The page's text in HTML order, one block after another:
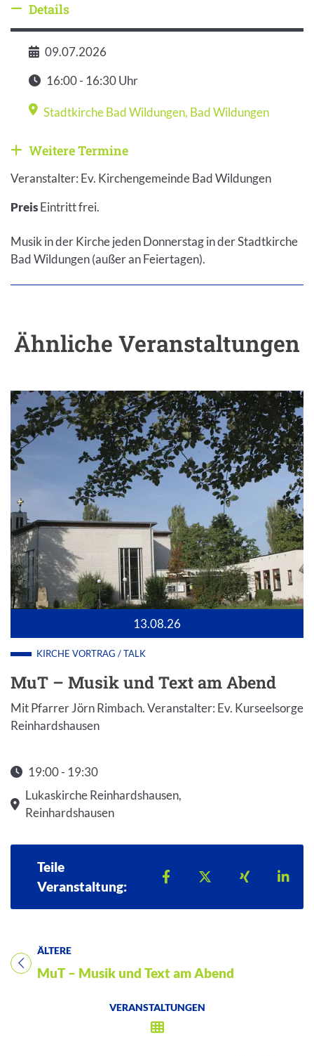
Details ausblenden
Details
Datum
09.07.2026
Zeit
16:00 - 16:30 Uhr
Veranstaltungsort
Stadtkirche Bad Wildungen, Bad Wildungen
Weitere Veranstaltungen anzeigen
Weitere Termine
Veranstalter: Ev. Kirchengemeinde Bad Wildungen
PreisEintritt frei.
Musik in der Kirche jeden Donnerstag in der Stadtkirche
Bad Wildungen (außer an Feiertagen).
Ähnliche Veranstaltungen
13.08.26
KIRCHE VORTRAG / TALK
MuT – Musik und Text am Abend
Mit Pfarrer Jörn Rimbach. Veranstalter: Ev. Kurseelsorge
Reinhardshausen
19:00 - 19:30
Startzeit: 19:00
Lukaskirche Reinhardshausen,
Reinhardshausen
Teile
Veranstaltung:
Teilen auf Facebook
Teilen auf X
Teilen auf
ÄLTERE
Titel für Veranstaltung
MuT – Musik und Text am Abend
VERANSTALTUNGEN